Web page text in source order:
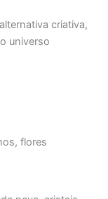
criativa,
universo
flores